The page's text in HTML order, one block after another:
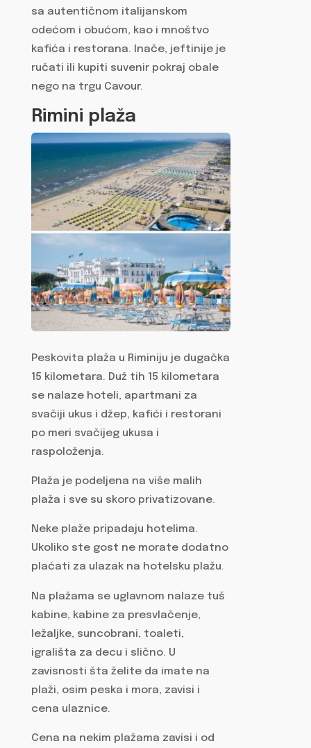
sa autentičnom italijanskom
odećom i obućom, kao i mnoštvo
kafića i restorana. Inače, jeftinije je
ručati ili kupiti suvenir pokraj obale
nego na trgu Cavour.
Rimini plaža
Peskovita plaža u Riminiju je dugačka
15 kilometara. Duž tih 15 kilometara
se nalaze hoteli, apartmani za
svačiji ukus i džep, kafići i restorani
po meri svačijeg ukusa i
raspoloženja.
Plaža je podeljena na više malih
plaža i sve su skoro privatizovane.
Neke plaže pripadaju hotelima.
Ukoliko ste gost ne morate dodatno
plaćati za ulazak na hotelsku plažu.
Na plažama se uglavnom nalaze tuš
kabine, kabine za presvlačenje,
ležaljke, suncobrani, toaleti,
igrališta za decu i slično. U
zavisnosti šta želite da imate na
plaži, osim peska i mora, zavisi i
cena ulaznice.
Cena na nekim plažama zavisi i od